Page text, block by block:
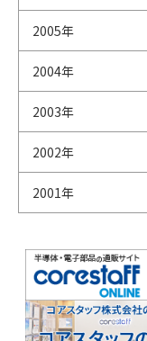
2005年
2004年
2003年
2002年
2001年